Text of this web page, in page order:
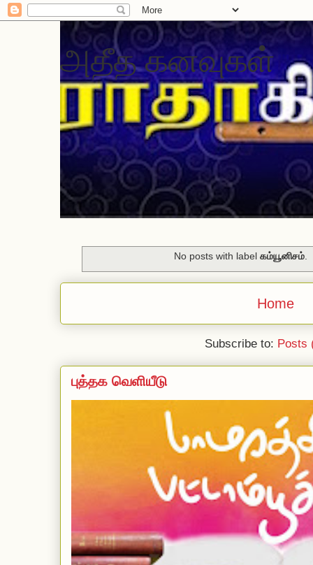
அதீத கனவுகள்
No posts with labelகம்யூனிசம்.
Home
Subscribe to: Posts
புத்தக வெளியீடு